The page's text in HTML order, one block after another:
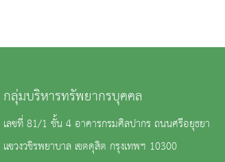
กลุ่มบริหารทรัพยากรบุคคล
เลขที่ 81/1 ชั้น 4 อาคารกรมศิลปากร ถนนศรีอยุธยา
แขวงวชิรพยาบาล เขตดุสิต กรุงเทพฯ 10300